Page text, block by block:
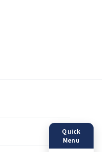
Quick
Menu